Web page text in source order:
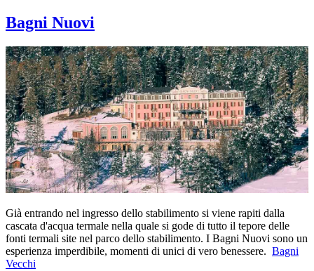
Bagni Nuovi
Già entrando nel ingresso dello stabilimento si viene rapiti dalla
cascata d'acqua termale nella quale si gode di tutto il tepore delle
fonti termali site nel parco dello stabilimento. I Bagni Nuovi sono un
esperienza imperdibile, momenti di unici di vero benessere. Bagni
Vecchi